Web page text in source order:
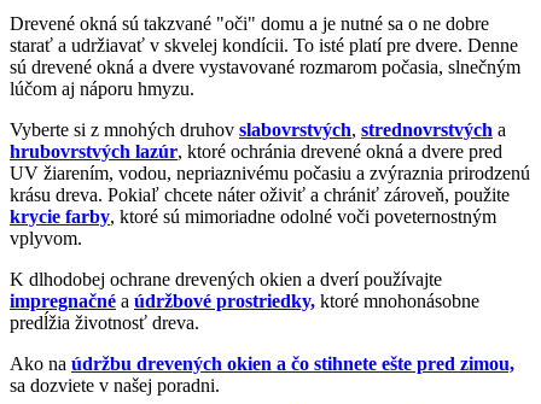
Drevené okná sú takzvané "oči" domu a je nutné sa o ne dobre
starať a udržiavať v skvelej kondícii. To isté platí pre dvere. Denne
sú drevené okná a dvere vystavované rozmarom počasia, slnečným
lúčom aj náporu hmyzu.
Vyberte si z mnohých druhov slabovrstvých, strednovrstvých a
hrubovrstvých lazúr, ktoré ochránia drevené okná a dvere pred
UV žiarením, vodou, nepriaznivému počasiu a zvýraznia prirodzenú
krásu dreva. Pokiaľ chcete náter oživiť a chrániť zároveň, použite
krycie farby, ktoré sú mimoriadne odolné voči poveternostným
vplyvom.
K dlhodobej ochrane drevených okien a dverí používajte
impregnačné a údržbové prostriedky, ktoré mnohonásobne
predĺžia životnosť dreva.
Ako na údržbu drevených okien a čo stihnete ešte pred zimou,
sa dozviete v našej poradni.